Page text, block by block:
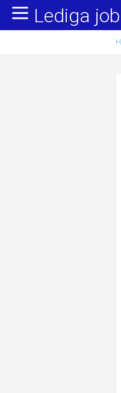
Administration,
Försäljning, inköp,
Hotell, restaurang,
Installation, drift,
Kropps- och
Undersköterska,
Lärare i förskola/
Bussförare/
Tidningsbud/
Lediga